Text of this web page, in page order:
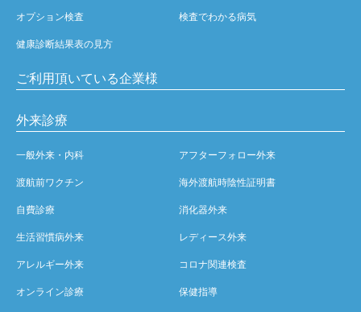
オプション検査 検査でわかる病気
健康診断結果表の見方
ご利用頂いている企業様
外来診療
一般外来・内科 アフターフォロー外来
渡航前ワクチン 海外渡航時陰性証明書
自費診療 消化器外来
生活習慣病外来 レディース外来
アレルギー外来 コロナ関連検査
オンライン診療 保健指導